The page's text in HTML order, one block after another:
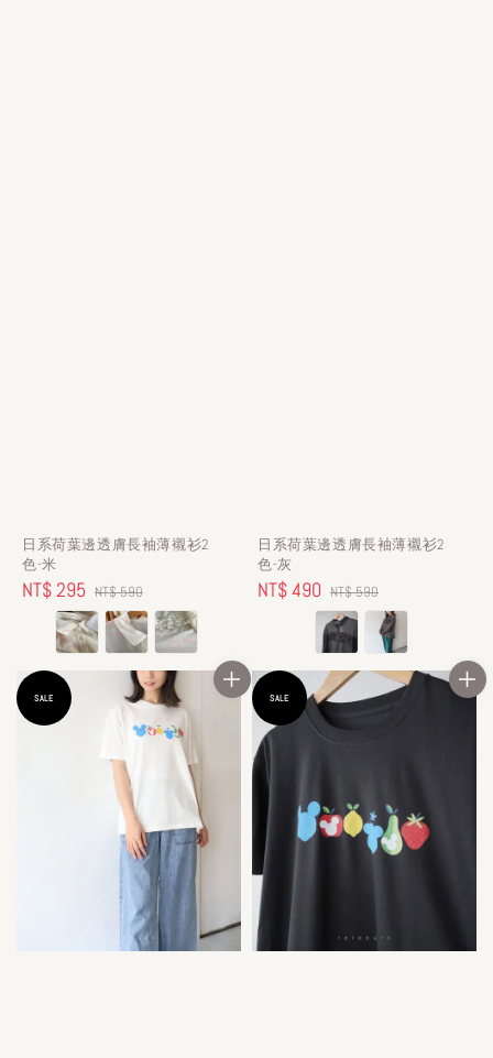
日系荷葉邊透膚長袖薄襯衫2
色-米
Sale
price
NT$ 295 Regular
price
NT$ 590
日系荷葉邊透膚長袖薄襯衫2
色-灰
Sale
NT$ 490 Regular
price
NT$ 590
SALE SALE